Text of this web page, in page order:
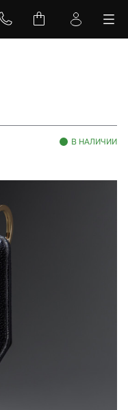
В НАЛИЧИИ